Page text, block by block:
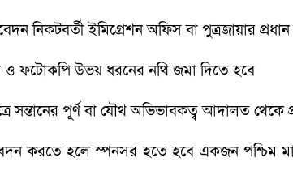
নিকটবর্তী ইমিগ্রেশন অফিস বা পুত্রজায়ার প্রধান
ও ফটোকপি উভয় ধরনের নথি জমা দিতে হবে
সন্তানের পূর্ণ বা যৌথ অভিভাবকত্ব আদালত থেকে
করতে হলে স্পনসর হতে হবে একজন পশ্চিম